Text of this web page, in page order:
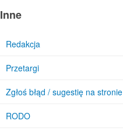
Inne
Redakcja
Przetargi
Zgłoś błąd / sugestię na stronie
RODO